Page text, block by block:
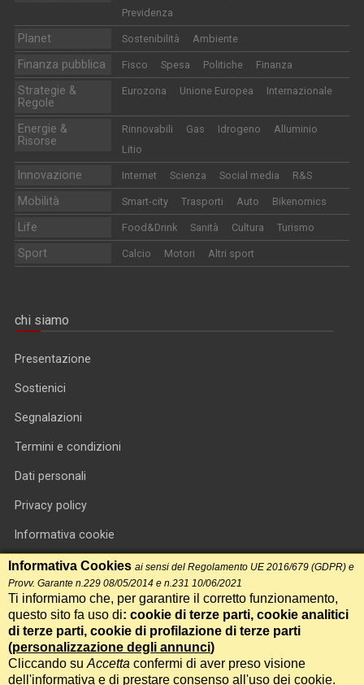
Previdenza
Planet Sostenibilità Ambiente
Finanza pubblica Fisco Spesa Politiche Finanza
Strategie &
Regole
Eurozona Unione Europea Internazionale
Energie &
Risorse
Rinnovabili Gas Idrogeno
Alluminio
Litio
Innovazione Internet Scienza Social media R&S
Mobilità Smart-city Trasporti Auto Bikenomics
Life Food&Drink Sanità Cultura Turismo
Sport Calcio Motori Altri sport
chi siamo
Presentazione
Sostienici
Segnalazioni
Termini e condizioni
Dati personali
Privacy policy
Informativa cookie
RSS feed
RSS Top News
Contatti
International Communication S.r.l. • P.IVA 14478081004 • Testata
Informativa Cookies ai sensi del Regolamento UE 2016/679 (GDPR) e
Provv. Garante n.229 08/05/2014 e n.231 10/06/2021
Ti informiamo che, per garantire il corretto funzionamento,
questo sito fa uso di: cookie di terze parti, cookie analitici
di terze parti, cookie di profilazione di terze parti
(personalizzazione degli annunci)
Cliccando su Accetta confermi di aver preso visione
dell'informativa e di prestare consenso all'uso dei cookie.